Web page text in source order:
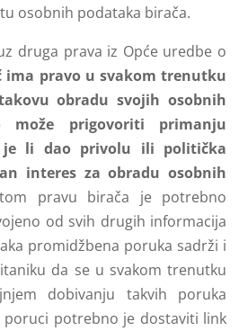
osobnih podataka birača.
druga prava iz Opće uredbe o
ima pravo u svakom trenutku
obradu svojih osobnih
može prigovoriti primanju
je li dao privolu ili politička
interes za obradu osobnih
pravu birača je potrebno
od svih drugih informacija
promidžbena poruka sadrži i
da se u svakom trenutku
dobivanju takvih poruka
potrebno je dostaviti link